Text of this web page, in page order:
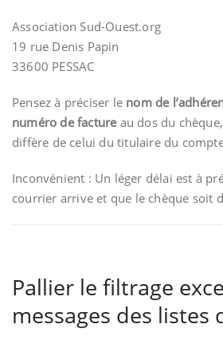
Association Sud-Ouest.org
19 rue Denis Papin
33600 PESSAC
Pensez à préciser le nom de
numéro de factureau dos du
diffère de celui du titulaire du
Inconvénient : Un léger délai est à
courrier arrive et que le chèque soit
Pallier le filtrage
messages des listes